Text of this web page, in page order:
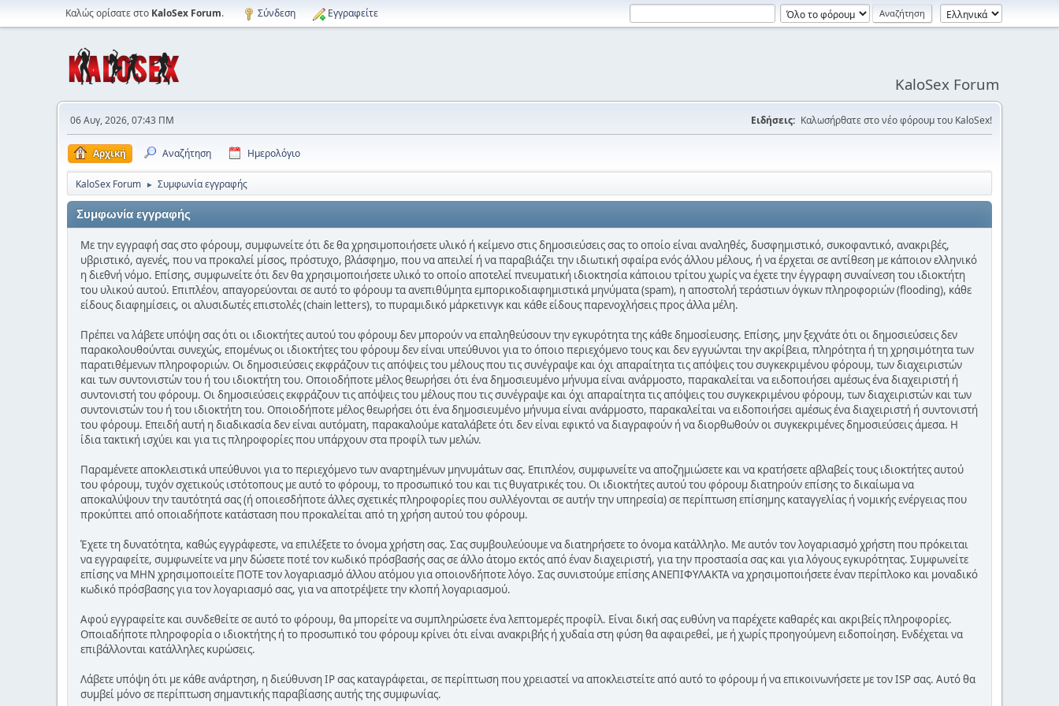
Καλώς ορίσατε στο KaloSex Forum. Σύνδεση Εγγραφείτε
KaloSex Forum
06 Αυγ, 2026, 07:43 ΠΜ Ειδήσεις: Καλωσήρθατε στο νέο φόρουμ του KaloSex!
Αρχική Αναζήτηση Ημερολόγιο
KaloSex Forum ► Συμφωνία εγγραφής
Συμφωνία εγγραφής
Με την εγγραφή σας στο φόρουμ, συμφωνείτε ότι δε θα χρησιμοποιήσετε υλικό ή κείμενο στις δημοσιεύσεις σας το οποίο είναι αναληθές, δυσφημιστικό, συκοφαντικό, ανακριβές,
υβριστικό, αγενές, που να προκαλεί μίσος, πρόστυχο, βλάσφημο, που να απειλεί ή να παραβιάζει την ιδιωτική σφαίρα ενός άλλου μέλους, ή να έρχεται σε αντίθεση με κάποιον ελληνικό
η διεθνή νόμο. Επίσης, συμφωνείτε ότι δεν θα χρησιμοποιήσετε υλικό το οποίο αποτελεί πνευματική ιδιοκτησία κάποιου τρίτου χωρίς να έχετε την έγγραφη συναίνεση του ιδιοκτήτη
του υλικού αυτού. Επιπλέον, απαγορεύονται σε αυτό το φόρουμ τα ανεπιθύμητα εμπορικοδιαφημιστικά μηνύματα (spam), η αποστολή τεράστιων όγκων πληροφοριών (flooding), κάθε
είδους διαφημίσεις, οι αλυσιδωτές επιστολές (chain letters), το πυραμιδικό μάρκετινγκ και κάθε είδους παρενοχλήσεις προς άλλα μέλη.
Πρέπει να λάβετε υπόψη σας ότι οι ιδιοκτήτες αυτού του φόρουμ δεν μπορούν να επαληθεύσουν την εγκυρότητα της κάθε δημοσίευσης. Επίσης, μην ξεχνάτε ότι οι δημοσιεύσεις δεν
παρακολουθούνται συνεχώς, επομένως οι ιδιοκτήτες του φόρουμ δεν είναι υπεύθυνοι για το όποιο περιεχόμενο τους και δεν εγγυώνται την ακρίβεια, πληρότητα ή τη χρησιμότητα των
παρατιθέμενων πληροφοριών. Οι δημοσιεύσεις εκφράζουν τις απόψεις του μέλους που τις συνέγραψε και όχι απαραίτητα τις απόψεις του συγκεκριμένου φόρουμ, των διαχειριστών
και των συντονιστών του ή του ιδιοκτήτη του. Οποιοδήποτε μέλος θεωρήσει ότι ένα δημοσιευμένο μήνυμα είναι ανάρμοστο, παρακαλείται να ειδοποιήσει αμέσως ένα διαχειριστή ή
συντονιστή του φόρουμ. Οι δημοσιεύσεις εκφράζουν τις απόψεις του μέλους που τις συνέγραψε και όχι απαραίτητα τις απόψεις του συγκεκριμένου φόρουμ, των διαχειριστών και των
συντονιστών του ή του ιδιοκτήτη του. Οποιοδήποτε μέλος θεωρήσει ότι ένα δημοσιευμένο μήνυμα είναι ανάρμοστο, παρακαλείται να ειδοποιήσει αμέσως ένα διαχειριστή ή συντονιστή
του φόρουμ. Επειδή αυτή η διαδικασία δεν είναι αυτόματη, παρακαλούμε καταλάβετε ότι δεν είναι εφικτό να διαγραφούν ή να διορθωθούν οι συγκεκριμένες δημοσιεύσεις άμεσα. Η
ίδια τακτική ισχύει και για τις πληροφορίες που υπάρχουν στα προφίλ των μελών.
Παραμένετε αποκλειστικά υπεύθυνοι για το περιεχόμενο των αναρτημένων μηνυμάτων σας. Επιπλέον, συμφωνείτε να αποζημιώσετε και να κρατήσετε αβλαβείς τους ιδιοκτήτες αυτού
του φόρουμ, τυχόν σχετικούς ιστότοπους με αυτό το φόρουμ, το προσωπικό του και τις θυγατρικές του. Οι ιδιοκτήτες αυτού του φόρουμ διατηρούν επίσης το δικαίωμα να
αποκαλύψουν την ταυτότητά σας (ή οποιεσδήποτε άλλες σχετικές πληροφορίες που συλλέγονται σε αυτήν την υπηρεσία) σε περίπτωση επίσημης καταγγελίας ή νομικής ενέργειας που
προκύπτει από οποιαδήποτε κατάσταση που προκαλείται από τη χρήση αυτού του φόρουμ.
Έχετε τη δυνατότητα, καθώς εγγράφεστε, να επιλέξετε το όνομα χρήστη σας. Σας συμβουλεύουμε να διατηρήσετε το όνομα κατάλληλο. Με αυτόν τον λογαριασμό χρήστη που πρόκειται
να εγγραφείτε, συμφωνείτε να μην δώσετε ποτέ τον κωδικό πρόσβασής σας σε άλλο άτομο εκτός από έναν διαχειριστή, για την προστασία σας και για λόγους εγκυρότητας. Συμφωνείτε
επίσης να ΜΗΝ χρησιμοποιείτε ΠΟΤΕ τον λογαριασμό άλλου ατόμου για οποιονδήποτε λόγο. Σας συνιστούμε επίσης ΑΝΕΠΙΦΥΛΑΚΤΑ να χρησιμοποιήσετε έναν περίπλοκο και μοναδικό
κωδικό πρόσβασης για τον λογαριασμό σας, για να αποτρέψετε την κλοπή λογαριασμού.
Αφού εγγραφείτε και συνδεθείτε σε αυτό το φόρουμ, θα μπορείτε να συμπληρώσετε ένα λεπτομερές προφίλ. Είναι δική σας ευθύνη να παρέχετε καθαρές και ακριβείς πληροφορίες.
Οποιαδήποτε πληροφορία ο ιδιοκτήτης ή το προσωπικό του φόρουμ κρίνει ότι είναι ανακριβής ή χυδαία στη φύση θα αφαιρεθεί, με ή χωρίς προηγούμενη ειδοποίηση. Ενδέχεται να
επιβάλλονται κατάλληλες κυρώσεις.
Λάβετε υπόψη ότι με κάθε ανάρτηση, η διεύθυνση IP σας καταγράφεται, σε περίπτωση που χρειαστεί να αποκλειστείτε από αυτό το φόρουμ ή να επικοινωνήσετε με τον ISP σας. Αυτό θα
συμβεί μόνο σε περίπτωση σημαντικής παραβίασης αυτής της συμφωνίας.